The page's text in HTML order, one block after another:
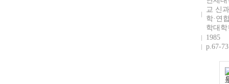
교 신
학·연
학대학
1985
p.67-73